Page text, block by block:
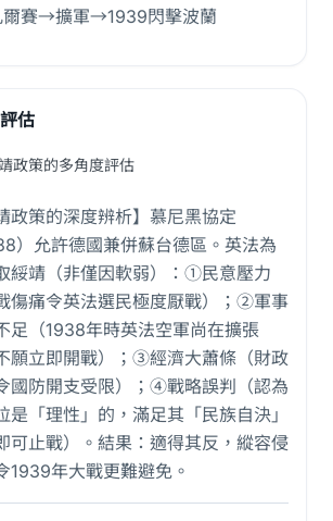
爾賽→擴軍→1939閃擊波蘭
估
政策的多角度評估
政策的深度辨析】慕尼黑協定
）允許德國兼併蘇台德區。英法為
綏靖（非僅因軟弱）：①民意壓力
傷痛令英法選民極度厭戰）；②軍事
足（1938年時英法空軍尚在擴張
願立即開戰）；③經濟大蕭條（財政
國防開支受限）；④戰略誤判（認為
是「理性」的，滿足其「民族自決」
可止戰）。結果：適得其反，縱容侵
1939年大戰更難避免。